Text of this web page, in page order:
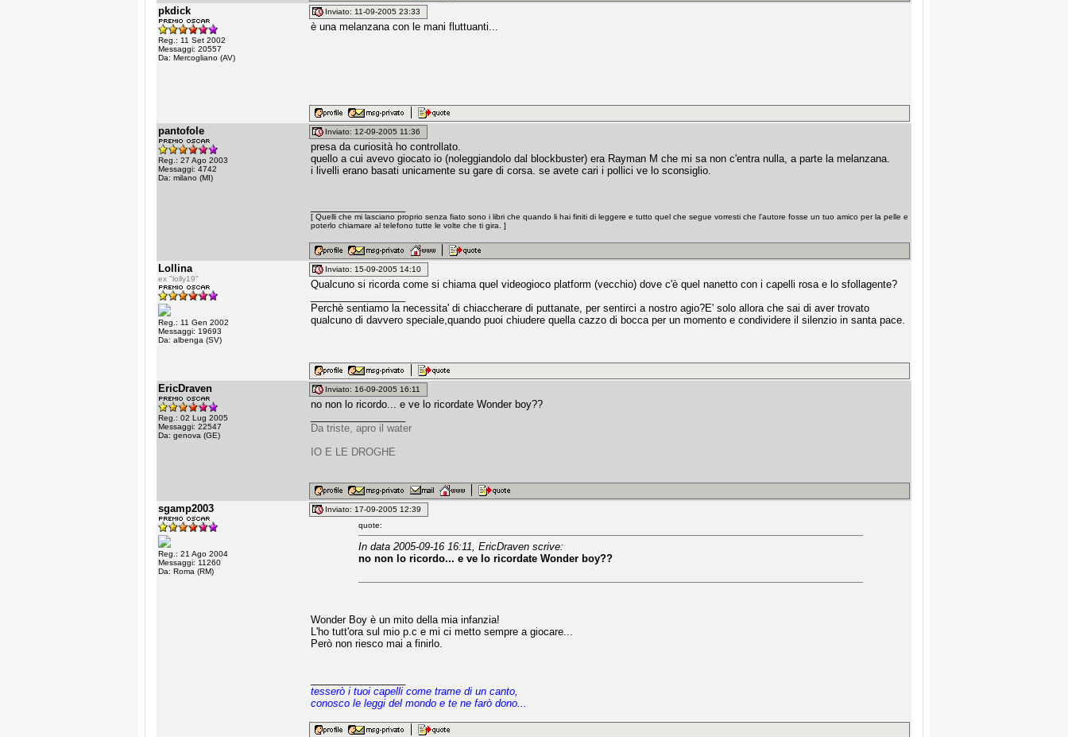
pkdick
Reg.: 11 Set 2002
Messaggi: 20557
Da: Mercogliano (AV)
Inviato: 11-09-2005 23:33
è una melanzana con le mani fluttuanti...
pantofole
Reg.: 27 Ago 2003
Messaggi: 4742
Da: milano (MI)
Inviato: 12-09-2005 11:36
presa da curiosità ho controllato.
quello a cui avevo giocato io (noleggiandolo dal blockbuster) era Rayman M che mi sa non c'entra nulla, a parte la melanzana.
i livelli erano basati unicamente su gare di corsa. se avete cari i pollici ve lo sconsiglio.
[ Quelli che mi lasciano proprio senza fiato sono i libri che quando li hai finiti di leggere e tutto quel che segue vorresti che l'autore fosse un tuo amico per la pelle e
poterlo chiamare al telefono tutte le volte che ti gira. ]
Lollina
ex "lolly19"
Reg.: 11 Gen 2002
Messaggi: 19693
Da: albenga (SV)
Inviato: 15-09-2005 14:10
Qualcuno si ricorda come si chiama quel videogioco platform (vecchio) dove c'è quel nanetto con i capelli rosa e lo sfollagente?
Perchè sentiamo la necessita' di chiaccherare di puttanate, per sentirci a nostro agio?E' solo allora che sai di aver trovato
qualcuno di davvero speciale,quando puoi chiudere quella cazzo di bocca per un momento e condividere il silenzio in santa pace.
EricDraven
Reg.: 02 Lug 2005
Messaggi: 22547
Da: genova (GE)
Inviato: 16-09-2005 16:11
no non lo ricordo... e ve lo ricordate Wonder boy??
Da triste, apro il water
IO E LE DROGHE
sgamp2003
Reg.: 21 Ago 2004
Messaggi: 11260
Da: Roma (RM)
Inviato: 17-09-2005 12:39
quote:
In data 2005-09-16 16:11, EricDraven scrive:
no non lo ricordo... e ve lo ricordate Wonder boy??
Wonder Boy è un mito della mia infanzia!
L'ho tutt'ora sul mio p.c e mi ci metto sempre a giocare...
Però non riesco mai a finirlo.
tesserò i tuoi capelli come trame di un canto,
conosco le leggi del mondo e te ne farò dono...